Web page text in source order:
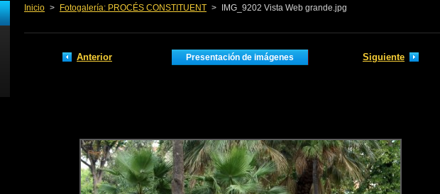
Inicio > Fotogalería: PROCÉS CONSTITUENT > IMG_9202 Vista Web grande.jpg
Anterior Presentación de imágenes Siguiente